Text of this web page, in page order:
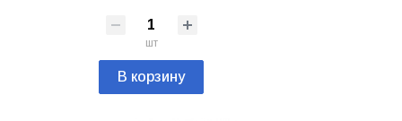
шт
В корзину